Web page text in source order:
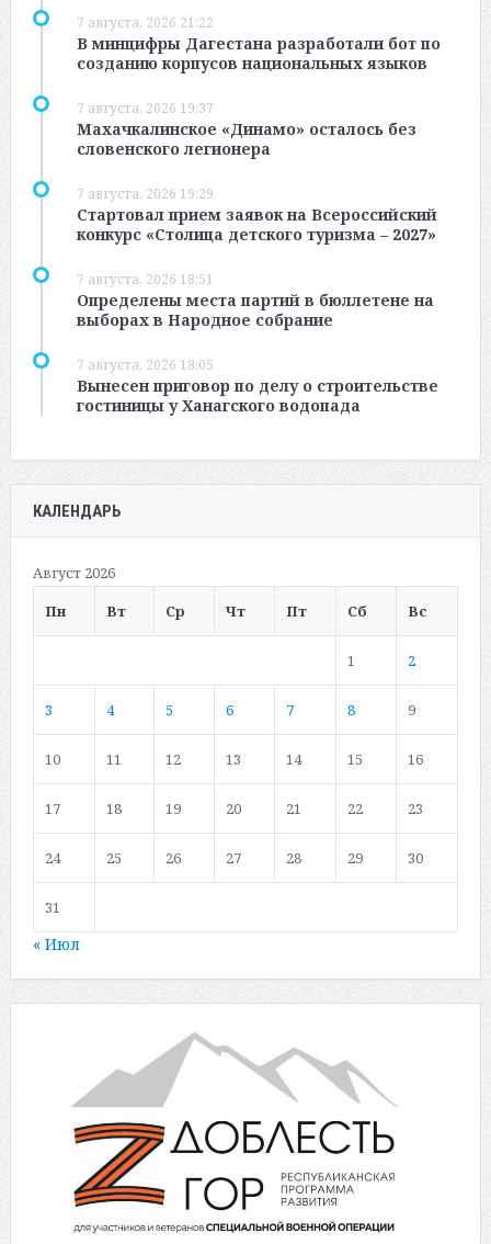
7 августа, 2026 21:22
В минцифры Дагестана разработали бот по
созданию корпусов национальных языков
7 августа, 2026 19:37
Махачкалинское «Динамо» осталось без
словенского легионера
7 августа, 2026 19:29
Стартовал прием заявок на Всероссийский
конкурс «Столица детского туризма – 2027»
7 августа, 2026 18:51
Определены места партий в бюллетене на
выборах в Народное собрание
7 августа, 2026 18:05
Вынесен приговор по делу о строительстве
гостиницы у Ханагского водопада
КАЛЕНДАРЬ
Август 2026
Пн
Вт Ср Чт Пт Сб Вс
1 2
3 4 5 6 7 8 9
10 11 12 13 14 15 16
17 18 19 20 21 22 23
24 25 26 27 28 29 30
31
« Июл